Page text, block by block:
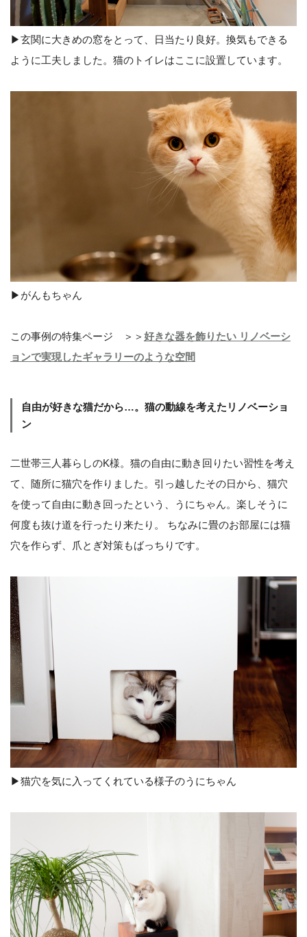
▶︎玄関に大きめの窓をとって、日当たり良好。換気もできる
ように工夫しました。猫のトイレはここに設置しています。
▶︎がんもちゃん
この事例の特集ページ ＞＞ 好きな器を飾りたい リノベーシ
ョンで実現したギャラリーのような空間
自由が好きな猫だから…。猫の動線を考えたリノベーショ
ン
二世帯三人暮らしのK様。猫の自由に動き回りたい習性を考え
て、随所に猫穴を作りました。引っ越したその日から、猫穴
を使って自由に動き回ったという、うにちゃん。楽しそうに
何度も抜け道を行ったり来たり。 ちなみに畳のお部屋には猫
穴を作らず、爪とぎ対策もばっちりです。
▶︎猫穴を気に入ってくれている様子のうにちゃん